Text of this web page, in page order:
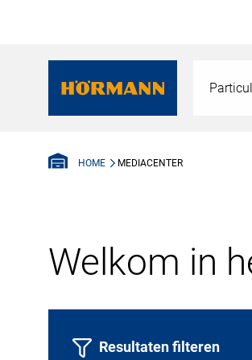
HOME MEDIACENTER
Welkom in
Resultaten filteren